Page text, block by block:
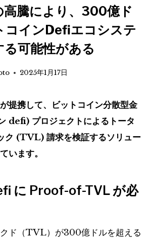
騰により、300億ド
コインDefiエコシステ
る可能性がある
2025年1月17日
提携して、ビットコイン分散型金
defi) プロジェクトによるトータ
ク (TVL) 請求を検証するソリュー
います。
に Proof-of-TVL が必
ド（TVL）が300億ドルを超える